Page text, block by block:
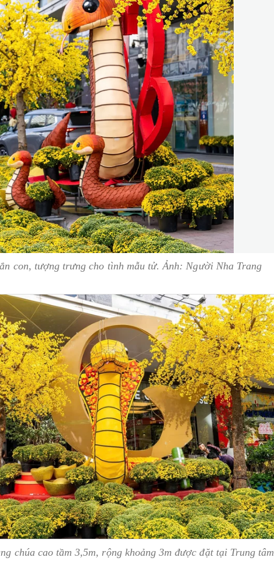
con, tượng trưng cho tình mẫu tử. Ảnh: Người Nha Trang
chúa cao tầm 3,5m, rộng khoảng 3m được đặt tại Trung tâm